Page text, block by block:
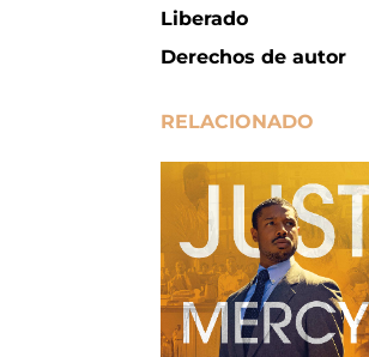
Liberado
Derechos de autor
RELACIONADO